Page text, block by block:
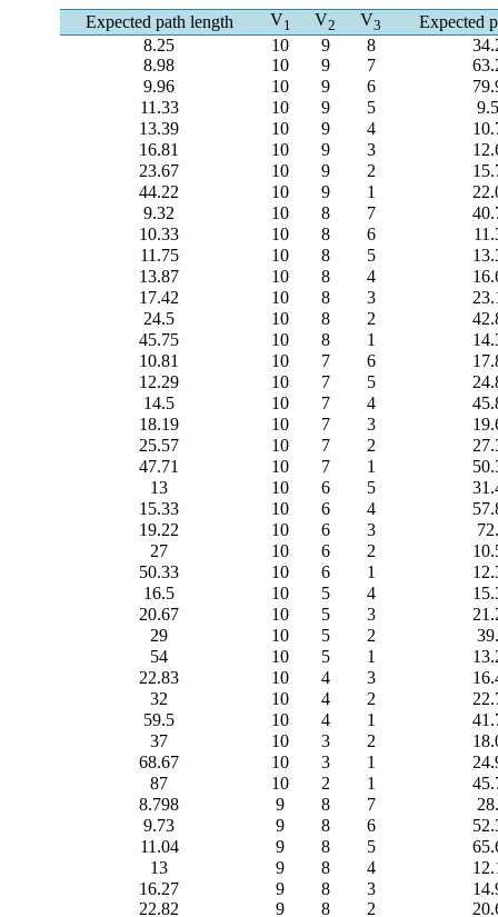
Expected path length V1 V2 V3
Expected
8.25
10 9 8
8.98
10 9 7
9.96
10 9 6
11.33
10 9 5
13.39
10 9 4
16.81
10 9 3
23.67
10 9 2
44.22
10 9 1
9.32
10 8 7
10.33
10 8 6
11.75
10 8 5
13.87
10 8 4
17.42
10 8 3
24.5
10 8 2
45.75
10 8 1
10.81
10 7 6
12.29
10 7 5
14.5
10 7 4
18.19
10 7 3
25.57
10 7 2
47.71
10 7 1
13
10 6 5
15.33
10 6 4
19.22
10 6 3
27
10 6 2
50.33
10 6 1
16.5
10 5 4
20.67
10 5 3
29
10 5 2
54
10 5 1
22.83
10 4 3
32
10 4 2
59.5
10 4 1
37
10 3 2
68.67
10 3 1
87
10 2 1
8.798
9 8 7
9.73
9 8 6
11.04
9 8 5
13
9 8 4
16.27
9 8 3
22.82
9 8 2